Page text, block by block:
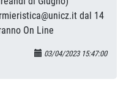
dal 14
On Line
03/04/2023 15:47:00